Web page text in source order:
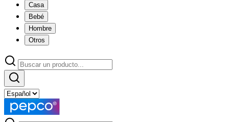
Casa
Bebé
Hombre
Otros